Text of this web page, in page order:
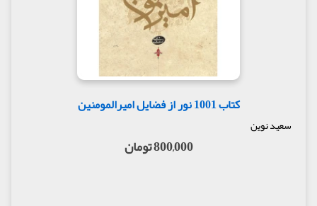
کتاب 1001 نور از فضایل امیرالمومنین
سعید نوین
800,000 تومان